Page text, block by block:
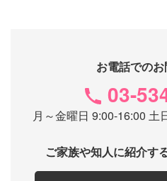
お電話での
03-
月～金曜日 9:00-16:00 土
ご家族や知人に紹介す